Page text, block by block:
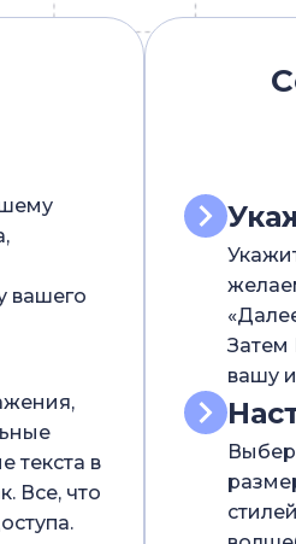
вашего
текста в
Все, что
Затем
вашу